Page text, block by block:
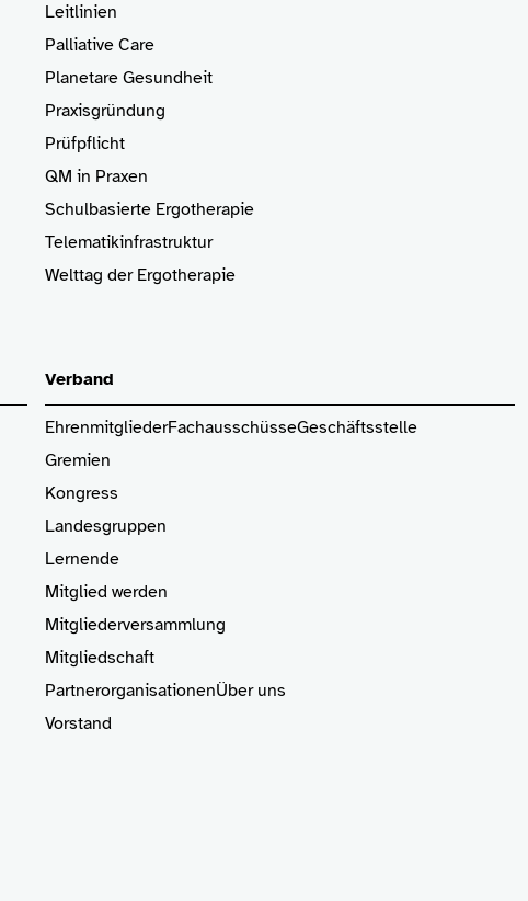
Leitlinien
Palliative Care
Planetare Gesundheit
Praxisgründung
Prüfpflicht
QM in Praxen
Schulbasierte Ergotherapie
Telematikinfrastruktur
Welttag der Ergotherapie
Verband
EhrenmitgliederFachausschüsseGeschäftsstelle
Gremien
Kongress
Landesgruppen
Lernende
Mitgliedwerden
Mitgliederversammlung
Mitgliedschaft
PartnerorganisationenÜber uns
Vorstand